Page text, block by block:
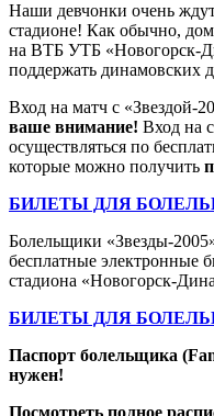
Наши девчонки очень
стадионе! Как обычно,
на ВТБ УТБ «Новогорск-
поддержать динамовских
Вход на матч с «Звездой-
ваше внимание! Вход на
осуществляться по
которые можно получить
БИЛЕТЫ ДЛЯ
Болельщики «Звезды-
бесплатные электронные
стадиона «Новогорск-
БИЛЕТЫ ДЛЯ
Паспорт болельщика
нужен!